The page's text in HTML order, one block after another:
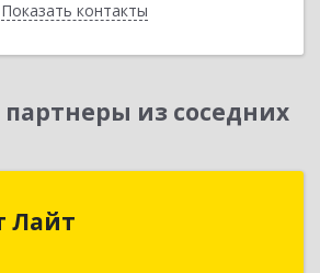
Показать контакты
Назад
из соседних
Лайт
край, Пятигорск г,